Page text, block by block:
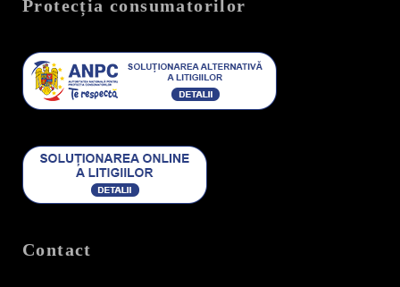
Protecția consumatorilor
Contact